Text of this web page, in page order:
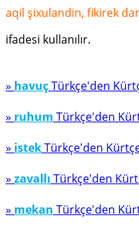
aqil şixulandin, fikirek
ifadesi kullanılır.
» havuçTürkçe'den
» ruhum Türkçe'den
» istekTürkçe'den
» zavallı Türkçe'den
» mekan Türkçe'den